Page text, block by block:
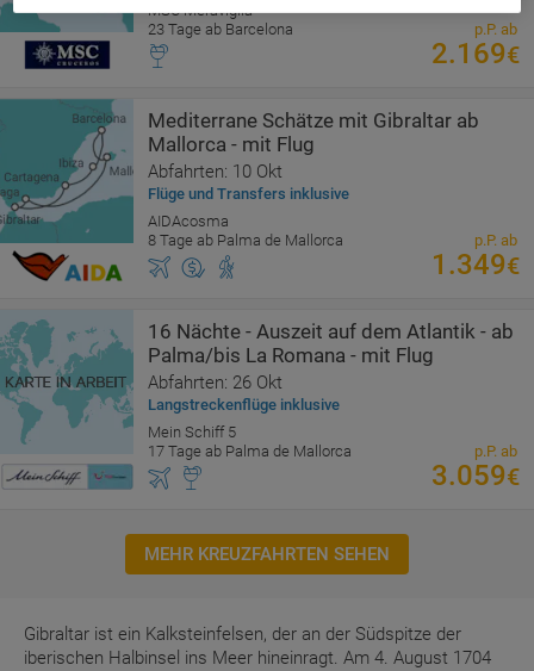
MSC Meraviglia
23 Tage ab Barcelona
p.P. ab
2.169€
Mediterrane Schätze mit Gibraltar ab
Mallorca - mit Flug
Abfahrten: 10 Okt
Flüge und Transfers inklusive
AIDAcosma
8 Tage ab Palma de Mallorca
p.P. ab
1.349€
16 Nächte - Auszeit auf dem Atlantik - ab
Palma/bis La Romana - mit Flug
Abfahrten: 26 Okt
Langstreckenflüge inklusive
Mein Schiff 5
17 Tage ab Palma de Mallorca
p.P. ab
3.059€
MEHR KREUZFAHRTEN SEHEN
Gibraltar ist ein Kalksteinfelsen, der an der Südspitze der
iberischen Halbinsel ins Meer hineinragt. Am 4. August 1704